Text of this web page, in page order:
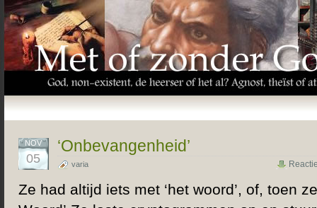
NOV
05
‘Onbevangenheid’
varia
Ze had altijd iets met ‘het woord’, of, toen